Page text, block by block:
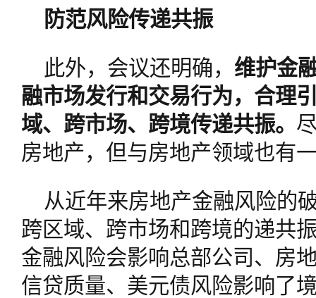
防范风险传递共振
此外，会议还明确， 维护金
融市场发行和交易行为，合理
域、跨市场、跨境传递共振。
房地产，但与房地产领域也有
从近年来房地产金融风险的
跨区域、跨市场和跨境的递共
金融风险会影响总部公司、房
信贷质量、美元债风险影响了